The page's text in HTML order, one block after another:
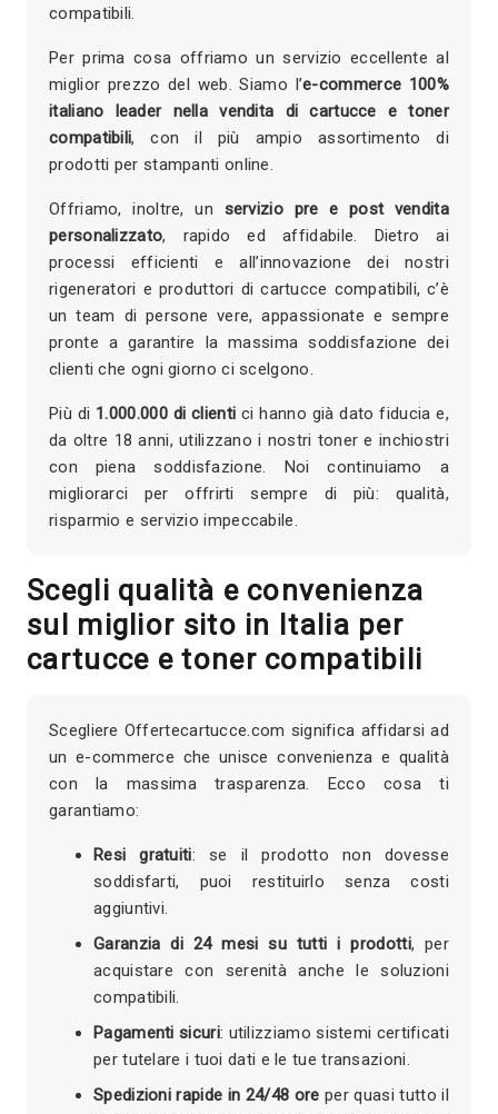
compatibili.
Per prima cosa offriamo un servizio eccellente al
miglior prezzo del web. Siamo l’e-commerce 100%
italiano leader nella vendita di cartucce e toner
compatibili, con il più ampio assortimento di
prodotti per stampanti online.
Offriamo, inoltre, un servizio pre e post vendita
personalizzato, rapido ed affidabile. Dietro ai
processi efficienti e all’innovazione dei nostri
rigeneratori e produttori di cartucce compatibili, c’è
un team di persone vere, appassionate e sempre
pronte a garantire la massima soddisfazione dei
clienti che ogni giorno ci scelgono.
Più di 1.000.000 di clienti ci hanno già dato fiducia e,
da oltre 18 anni, utilizzano i nostri toner e inchiostri
con piena soddisfazione. Noi continuiamo a
migliorarci per offrirti sempre di più: qualità,
risparmio e servizio impeccabile.
Scegli qualità e convenienza
sul miglior sito in Italia per
cartucce e toner compatibili
Scegliere Offertecartucce.com significa affidarsi ad
un e-commerce che unisce convenienza e qualità
con la massima trasparenza. Ecco cosa ti
garantiamo:
Resi gratuiti: se il prodotto non dovesse
soddisfarti, puoi restituirlo senza costi
aggiuntivi.
Garanzia di 24 mesi su tutti i prodotti, per
acquistare con serenità anche le soluzioni
compatibili.
Pagamenti sicuri: utilizziamo sistemi certificati
per tutelare i tuoi dati e le tue transazioni.
Spedizioni rapide in 24/48 ore per quasi tutto il